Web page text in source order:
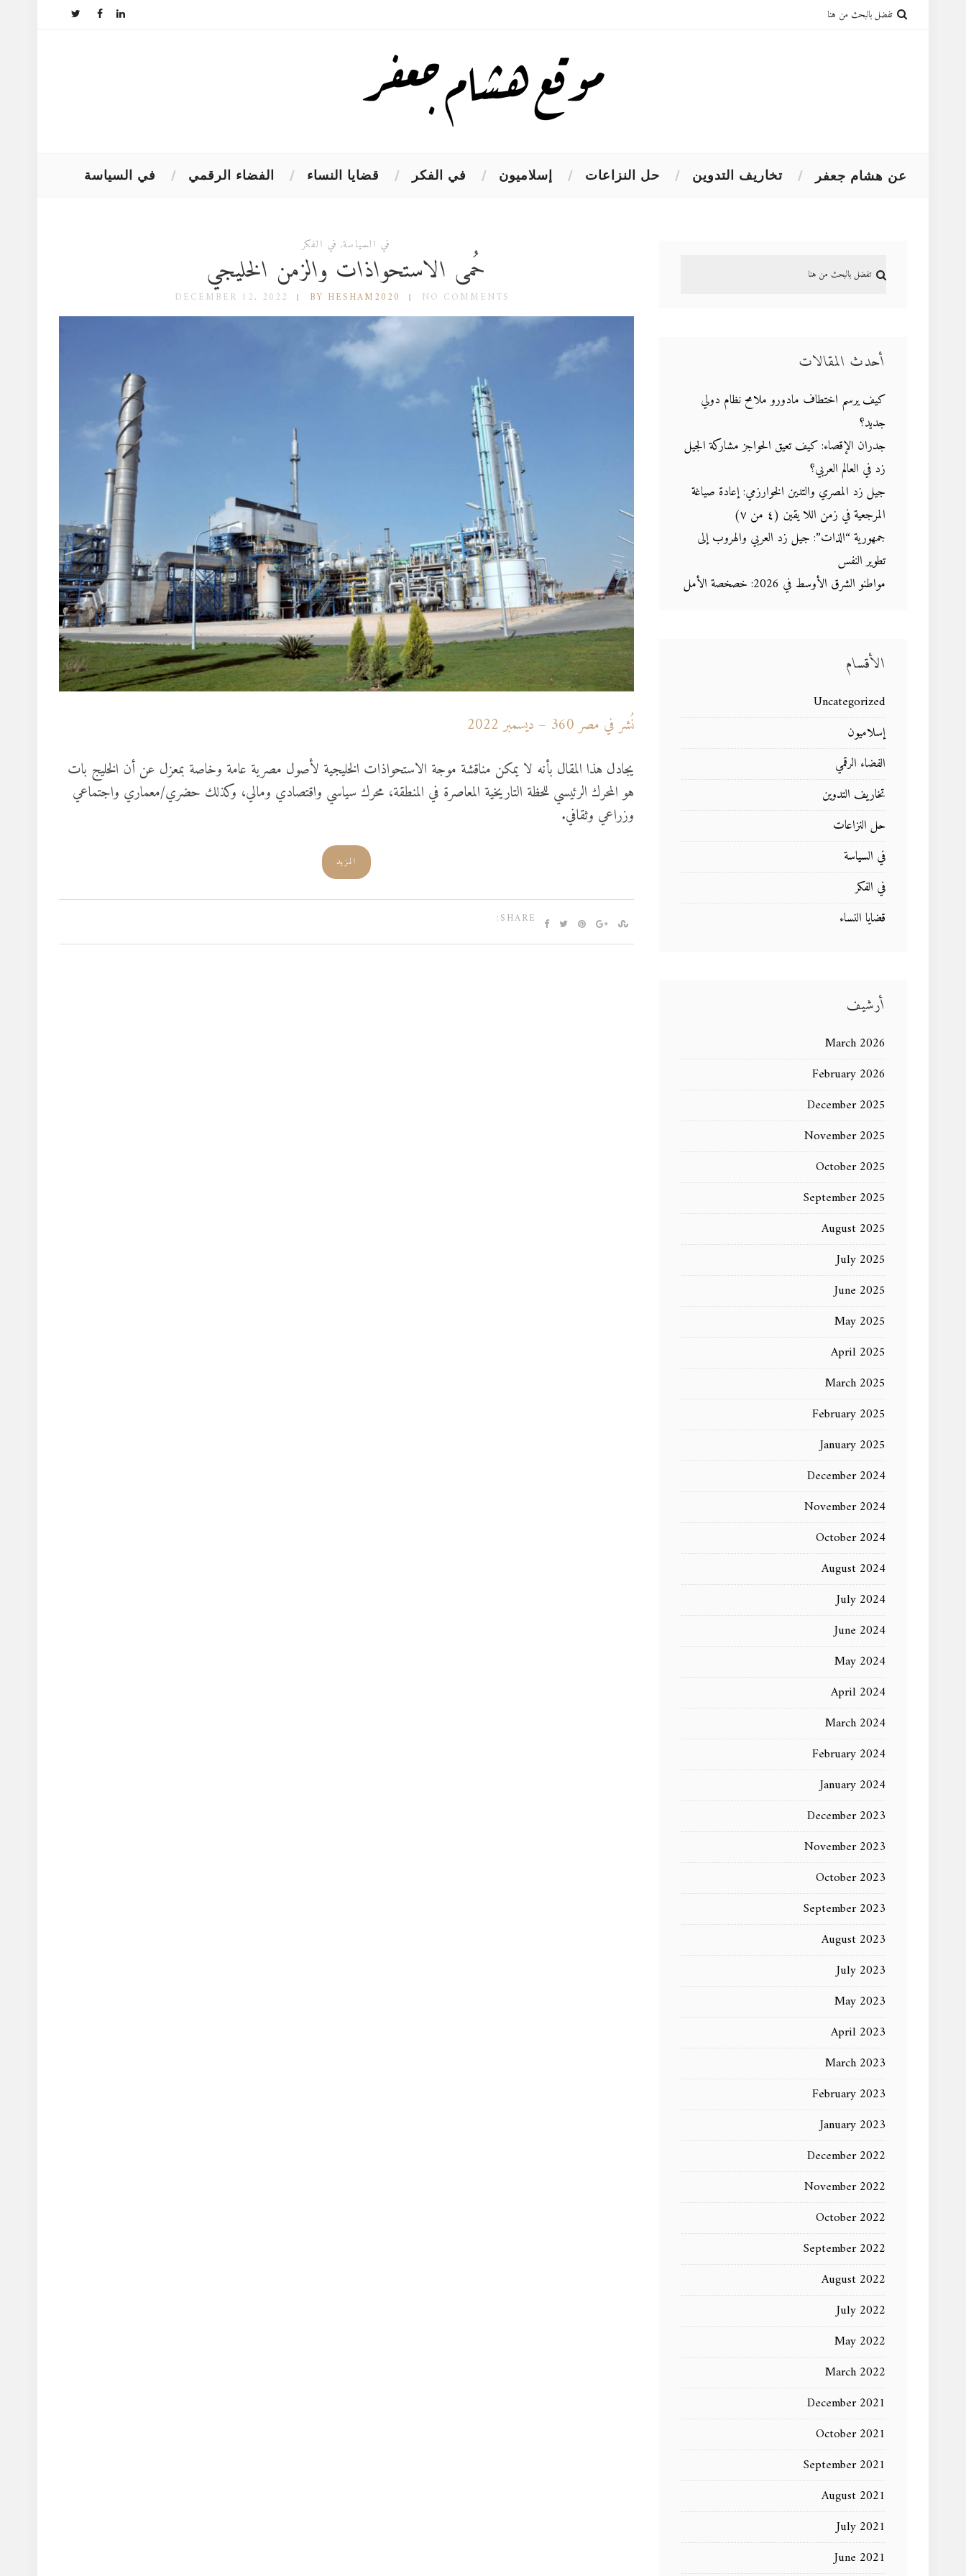
في السياسة الفضاء الرقمي قضايا النساء في الفكر إسلاميون حل النزاعات تخاريف التدوين عن هشام جعفر
في السياسة, في الفكر
حُمى الاستحواذات والزمن الخليجي
DECEMBER 12, 2022 BY HESHAM2020 NO COMMENTS
نُشر في مصر 360 – ديسمبر 2022
يجادل هذا المقال بأنه لا يمكن مناقشة موجة الاستحواذات الخليجية لأصول مصرية عامة وخاصة بمعزل عن أن الخليج بات
هو المحرك الرئيسي للحظة التاريخية المعاصرة في المنطقة، محرك سياسي واقتصادي ومالي، وكذلك حضري/معماري واجتماعي
وزراعي وثقافي.
المزيد
SHARE:
أحدث المقالات
كيف يرسم اختطاف مادورو ملامح نظام دولي
جديد؟
جدران الإقصاء: كيف تعيق الحواجز مشاركة الجيل
زد في العالم العربي؟
جيل زد المصري والتدين الخوارزمي: إعادة صياغة
المرجعية في زمن اللا يقين (٤ من ٧)
جمهورية “الذات”: جيل زد العربي والهروب إلى
تطوير النفس
مواطنو الشرق الأوسط في 2026: خصخصة الأمل
الأقسام
Uncategorized
إسلاميون
الفضاء الرقمي
تخاريف التدوين
حل النزاعات
في السياسة
في الفكر
قضايا النساء
أرشيف
March 2026
February 2026
December 2025
November 2025
October 2025
September 2025
August 2025
July 2025
June 2025
May 2025
April 2025
March 2025
February 2025
January 2025
December 2024
November 2024
October 2024
August 2024
July 2024
June 2024
May 2024
April 2024
March 2024
February 2024
January 2024
December 2023
November 2023
October 2023
September 2023
August 2023
July 2023
May 2023
April 2023
March 2023
February 2023
January 2023
December 2022
November 2022
October 2022
September 2022
August 2022
July 2022
May 2022
March 2022
December 2021
October 2021
September 2021
August 2021
July 2021
June 2021